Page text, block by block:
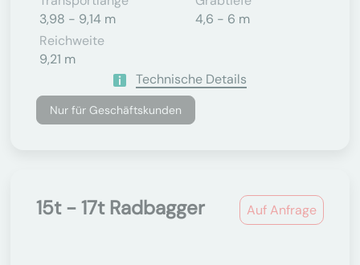
3,98 - 9,14 m
4,6 - 6 m
Reichweite
9,21 m
Technische Details
Nur für Geschäftskunden
Auf Anfrage
15t - 17t Radbagger